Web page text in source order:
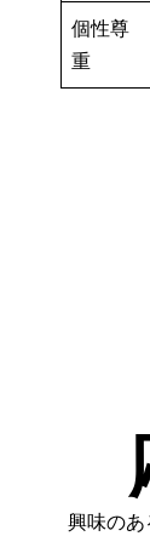
個性尊
重
興味の